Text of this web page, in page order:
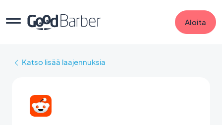
Aloita
Katso lisää laajennuksia